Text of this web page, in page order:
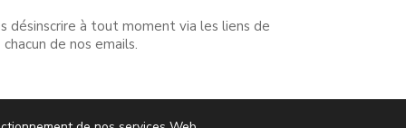
désinscrire à tout moment via les liens de
de nos emails.